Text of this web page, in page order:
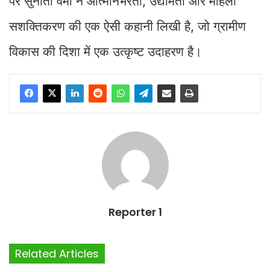
सशक्तिकरण की एक ऐसी कहानी लिखी है, जो ग्रामीण
विकास की दिशा में एक उत्कृष्ट उदाहरण है।
Reporter 1
Related Articles